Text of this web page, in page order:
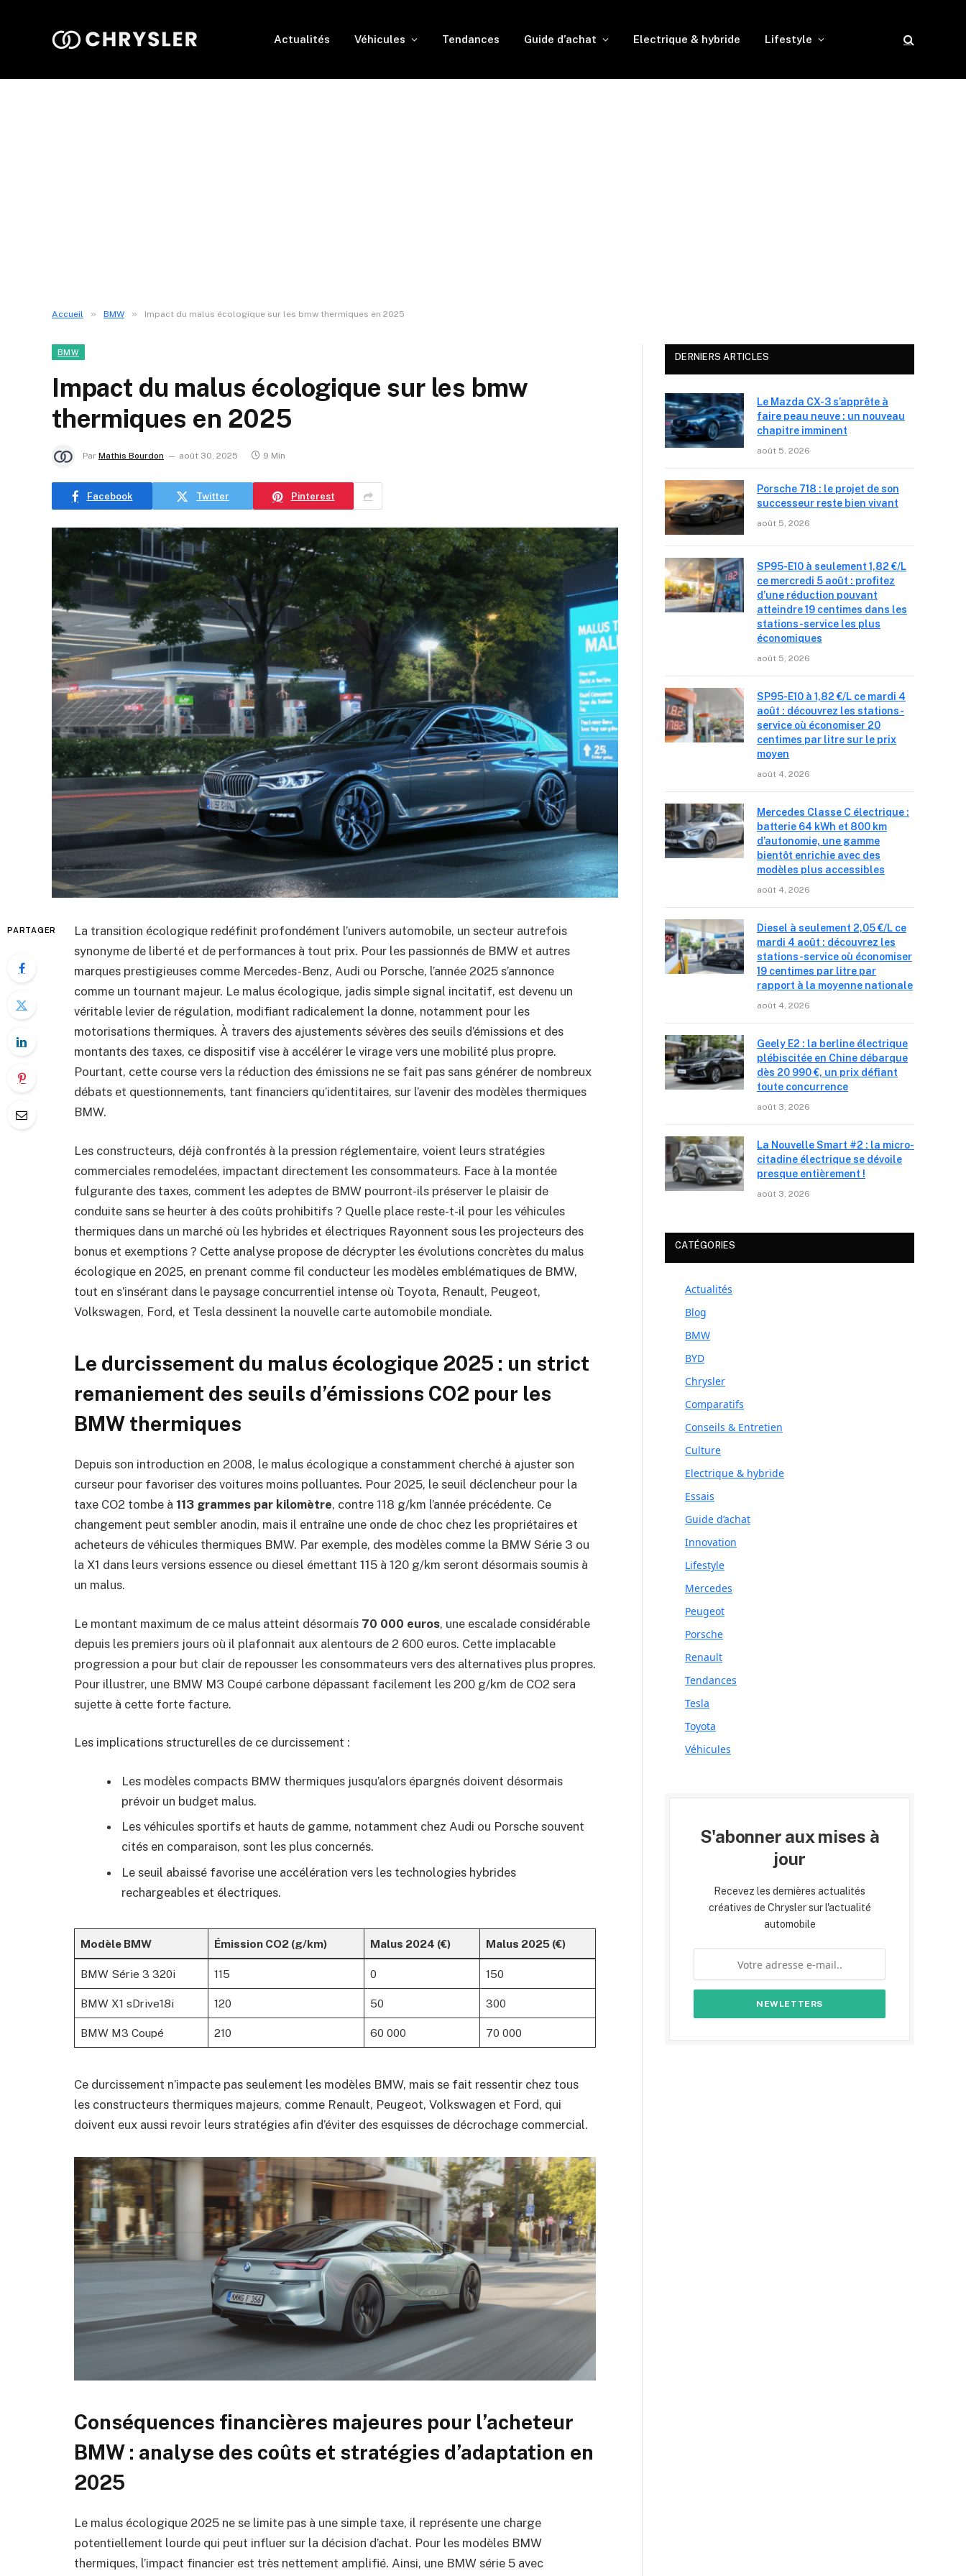
Actualités Véhicules Tendances Guide d’achat Electrique & hybride Lifestyle
Accueil » BMW » Impact du malus écologique sur les bmw thermiques en 2025
BMW
Impact du malus écologique sur les bmw
thermiques en 2025
Par Mathis Bourdon août 30, 2025 9 Min
Facebook Twitter Pinterest
PARTAGER
La transition écologique redéfinit profondément l’univers automobile, un secteur autrefois
synonyme de liberté et de performances à tout prix. Pour les passionnés de BMW et autres
marques prestigieuses comme Mercedes-Benz, Audi ou Porsche, l’année 2025 s’annonce
comme un tournant majeur. Le malus écologique, jadis simple signal incitatif, est devenu un
véritable levier de régulation, modifiant radicalement la donne, notamment pour les
motorisations thermiques. À travers des ajustements sévères des seuils d’émissions et des
montants des taxes, ce dispositif vise à accélérer le virage vers une mobilité plus propre.
Pourtant, cette course vers la réduction des émissions ne se fait pas sans générer de nombreux
débats et questionnements, tant financiers qu’identitaires, sur l’avenir des modèles thermiques
BMW.
Les constructeurs, déjà confrontés à la pression réglementaire, voient leurs stratégies
commerciales remodelées, impactant directement les consommateurs. Face à la montée
fulgurante des taxes, comment les adeptes de BMW pourront-ils préserver le plaisir de
conduite sans se heurter à des coûts prohibitifs ? Quelle place reste-t-il pour les véhicules
thermiques dans un marché où les hybrides et électriques Rayonnent sous les projecteurs des
bonus et exemptions ? Cette analyse propose de décrypter les évolutions concrètes du malus
écologique en 2025, en prenant comme fil conducteur les modèles emblématiques de BMW,
tout en s’insérant dans le paysage concurrentiel intense où Toyota, Renault, Peugeot,
Volkswagen, Ford, et Tesla dessinent la nouvelle carte automobile mondiale.
Le durcissement du malus écologique 2025 : un strict
remaniement des seuils d’émissions CO2 pour les
BMW thermiques
Depuis son introduction en 2008, le malus écologique a constamment cherché à ajuster son
curseur pour favoriser des voitures moins polluantes. Pour 2025, le seuil déclencheur pour la
taxe CO2 tombe à 113 grammes par kilomètre, contre 118 g/km l’année précédente. Ce
changement peut sembler anodin, mais il entraîne une onde de choc chez les propriétaires et
acheteurs de véhicules thermiques BMW. Par exemple, des modèles comme la BMW Série 3 ou
la X1 dans leurs versions essence ou diesel émettant 115 à 120 g/km seront désormais soumis à
un malus.
Le montant maximum de ce malus atteint désormais 70 000 euros, une escalade considérable
depuis les premiers jours où il plafonnait aux alentours de 2 600 euros. Cette implacable
progression a pour but clair de repousser les consommateurs vers des alternatives plus propres.
Pour illustrer, une BMW M3 Coupé carbone dépassant facilement les 200 g/km de CO2 sera
sujette à cette forte facture.
Les implications structurelles de ce durcissement :
Les modèles compacts BMW thermiques jusqu’alors épargnés doivent désormais
prévoir un budget malus.
Les véhicules sportifs et hauts de gamme, notamment chez Audi ou Porsche souvent
cités en comparaison, sont les plus concernés.
Le seuil abaissé favorise une accélération vers les technologies hybrides
rechargeables et électriques.
Modèle BMW Émission CO2 (g/km) Malus 2024 (€) Malus 2025 (€)
BMW Série 3 320i 115 0 150
BMW X1 sDrive18i 120 50 300
BMW M3 Coupé 210 60 000 70 000
Ce durcissement n’impacte pas seulement les modèles BMW, mais se fait ressentir chez tous
les constructeurs thermiques majeurs, comme Renault, Peugeot, Volkswagen et Ford, qui
doivent eux aussi revoir leurs stratégies afin d’éviter des esquis­ses de décrochage commercial.
Conséquences financières majeures pour l’acheteur
BMW : analyse des coûts et stratégies d’adaptation en
2025
Le malus écologique 2025 ne se limite pas à une simple taxe, il représente une charge
potentiellement lourde qui peut influer sur la décision d’achat. Pour les modèles BMW
thermiques, l’impact financier est très nettement amplifié. Ainsi, une BMW série 5 avec
DERNIERS ARTICLES
Le Mazda CX-3 s’apprête à
faire peau neuve : un nouveau
chapitre imminent
août 5, 2026
Porsche 718 : le projet de son
successeur reste bien vivant
août 5, 2026
SP95-E10 à seulement 1,82 €/L
ce mercredi 5 août : profitez
d’une réduction pouvant
atteindre 19 centimes dans les
stations-service les plus
économiques
août 5, 2026
SP95-E10 à 1,82 €/L ce mardi 4
août : découvrez les stations-
service où économiser 20
centimes par litre sur le prix
moyen
août 4, 2026
Mercedes Classe C électrique :
batterie 64 kWh et 800 km
d’autonomie, une gamme
bientôt enrichie avec des
modèles plus accessibles
août 4, 2026
Diesel à seulement 2,05 €/L ce
mardi 4 août : découvrez les
stations-service où économiser
19 centimes par litre par
rapport à la moyenne nationale
août 4, 2026
Geely E2 : la berline électrique
plébiscitée en Chine débarque
dès 20 990 €, un prix défiant
toute concurrence
août 3, 2026
La Nouvelle Smart #2 : la micro-
citadine électrique se dévoile
presque entièrement !
août 3, 2026
CATÉGORIES
Actualités
Blog
BMW
BYD
Chrysler
Comparatifs
Conseils & Entretien
Culture
Electrique & hybride
Essais
Guide d’achat
Innovation
Lifestyle
Mercedes
Peugeot
Porsche
Renault
Tendances
Tesla
Toyota
Véhicules
S'abonner aux mises à
jour
Recevez les dernières actualités
créatives de Chrysler sur l'actualité
automobile